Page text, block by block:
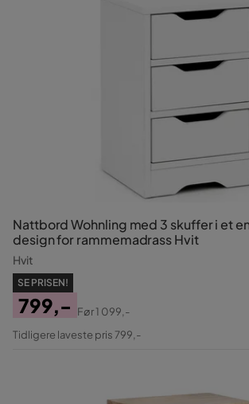
Nattbord Wohnling med 3 skuffer i et
design for rammemadrass Hvit
Hvit
SE PRISEN!
Pris
799,-
Original
Før1 099,-
Tidligere laveste pris 799,-